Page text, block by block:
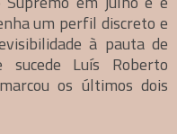
um perfil discreto e
à pauta de
sucede Luís Roberto
os últimos dois